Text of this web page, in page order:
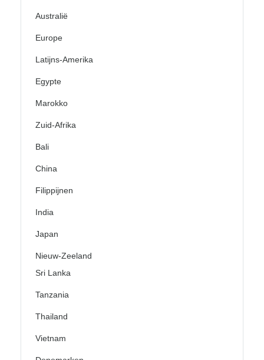
Australië
Europe
Latijns-Amerika
Egypte
Marokko
Zuid-Afrika
Bali
China
Filippijnen
India
Japan
Nieuw-Zeeland
Sri Lanka
Tanzania
Thailand
Vietnam